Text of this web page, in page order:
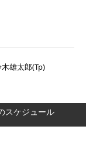
雄太郎(Tp)
スケジュール